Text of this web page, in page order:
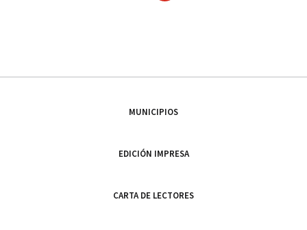
MUNICIPIOS
EDICIÓN IMPRESA
CARTA DE LECTORES